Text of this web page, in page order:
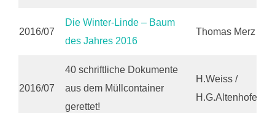
2016/07
Die Winter-Linde – Baum
des Jahres 2016
Thomas Merz
2016/07
40 schriftliche Dokumente
aus dem Müllcontainer
gerettet!
H.Weiss /
H.G.Altenhofen